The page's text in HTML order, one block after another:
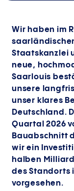
Wir haben im
Staatskanzlei
neue,
Saarlouis
unsere
unser klares
Deutschland.
Quartal 2026
Bauabschnitt
wir ein
halben
des Standorts
vorgesehen.